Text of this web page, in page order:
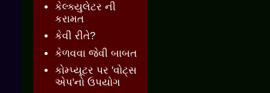
કેલ્ક્યુલેટર ની
કરામત
કેવી રીતે?
કેળવવા જેવી બાબત
કોમ્પ્યૂટર પર 'વોટ્સ
એપ'નો ઉપયોગ